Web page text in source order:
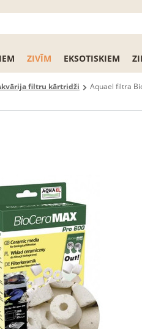
ZIVĪM EKSOTISKIEM
filtru kārtridži Aquael filtra